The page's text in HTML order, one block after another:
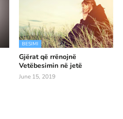
BESIMI
Gjërat që rrënojnë
Vetëbesimin në jetë
June 15, 2019